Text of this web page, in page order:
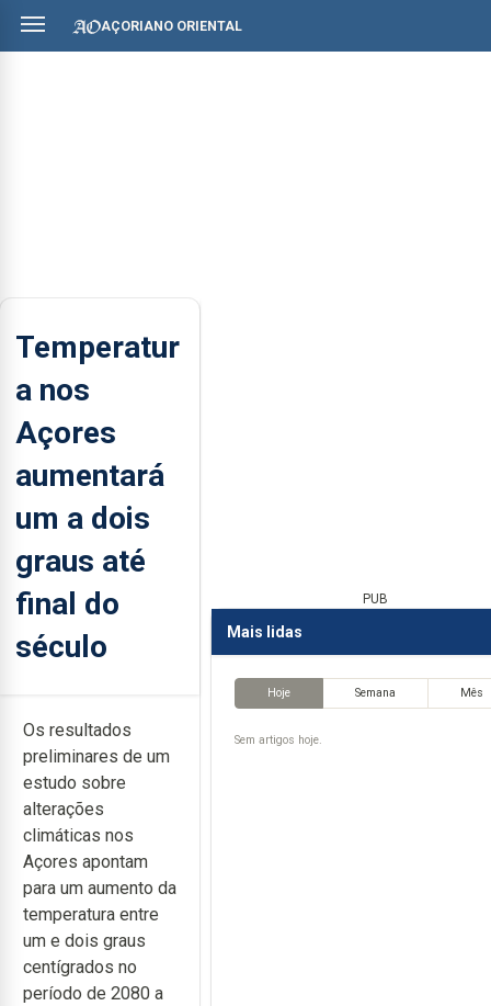
AÇORIANO ORIENTAL
Temperatur
a nos
Açores
aumentará
um a dois
graus até
final do
século
Os resultados
preliminares de um
estudo sobre
alterações
climáticas nos
Açores apontam
para um aumento da
temperatura entre
um e dois graus
centígrados no
período de 2080 a
PUB
Mais lidas
Hoje Semana Mês
Sem artigos hoje.